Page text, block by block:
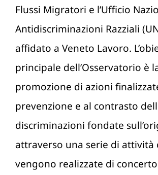
Flussi Migratori e l’Ufficio
Antidiscriminazioni Razziali
affidato a Veneto Lavoro.
principale dell’Osservatorio è
promozione di azioni
prevenzione e al contrasto
discriminazioni fondate
attraverso una serie di attività
vengono realizzate di